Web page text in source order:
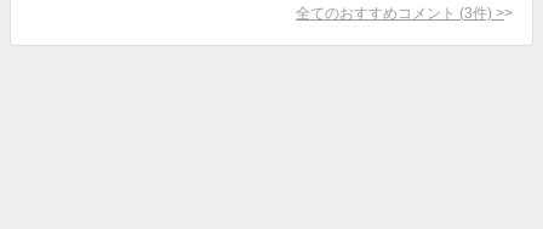
全てのおすすめコメント (3件) >